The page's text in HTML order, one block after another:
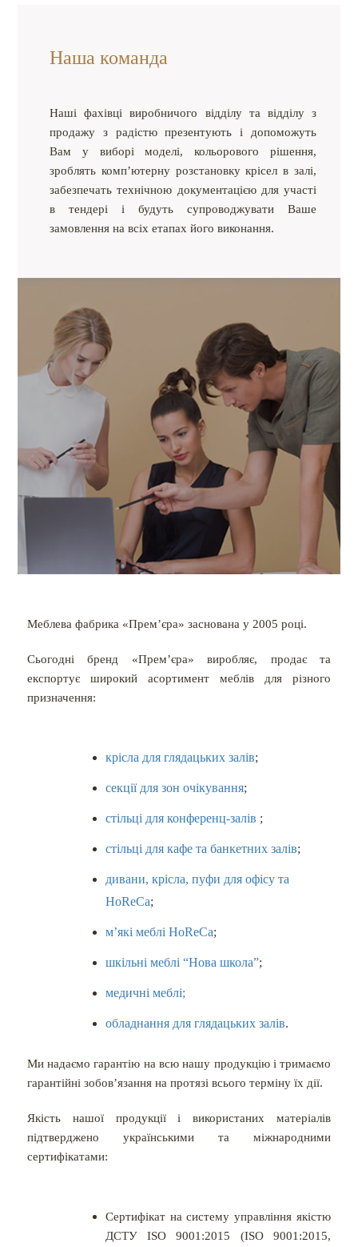
Наша команда
Наші фахівці виробничого відділу та відділу з
продажу з радістю презентують і допоможуть
Вам у виборі моделі, кольорового рішення,
зроблять комп’ютерну розстановку крісел в залі,
забезпечать технічною документацією для участі
в тендері і будуть супроводжувати Ваше
замовлення на всіх етапах його виконання.
Меблева фабрика «Прем’єра» заснована у 2005 році.
Сьогодні бренд «Прем’єра» виробляє, продає та
експортує широкий асортимент меблів для різного
призначення:
крісла для глядацьких залів;
секції для зон очікування;
стільці для конференц-залів ;
стільці для кафе та банкетних залів;
дивани, крісла, пуфи для офісу та
HoReCa;
м’які меблі HoReCa;
шкільні меблі “Нова школа”;
медичні меблі;
обладнання для глядацьких залів.
Ми надаємо гарантію на всю нашу продукцію і тримаємо
гарантійні зобов’язання на протязі всього терміну їх дії.
Якість нашої продукції і використаних матеріалів
підтверджено українськими та міжнародними
сертифікатами:
Сертифікат на систему управління якістю
ДСТУ ISO 9001:2015 (ISO 9001:2015,